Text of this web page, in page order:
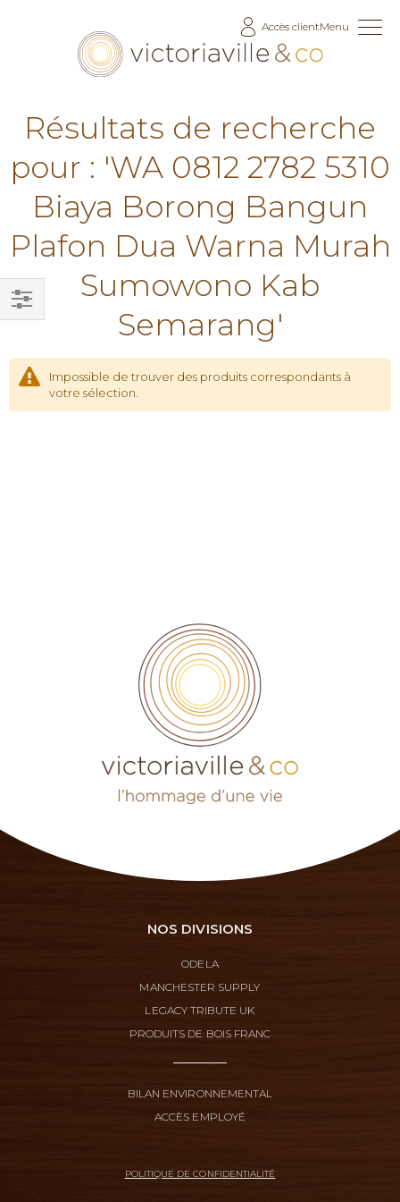
Accès clientMenu
Résultats de recherche
pour : 'WA 0812 2782 5310
Biaya Borong Bangun
Plafon Dua Warna Murah
Sumowono Kab
Semarang'
Impossible de trouver des produits correspondants à
votre sélection.
Filtrer
NOS DIVISIONS
ODELA
MANCHESTER SUPPLY
LEGACY TRIBUTE UK
PRODUITS DE BOIS FRANC
BILAN ENVIRONNEMENTAL
ACCÈS EMPLOYÉ
POLITIQUE DE CONFIDENTIALITÉ